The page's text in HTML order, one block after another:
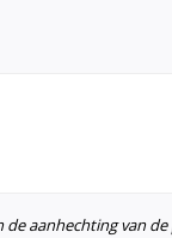
aanhechting van de